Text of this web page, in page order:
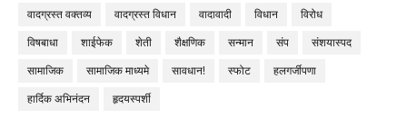
वादग्रस्त वक्तव्य
वादग्रस्त विधान वादावादी विधान
विरोध
विषबाधा
शाईफेक शेती शैक्षणिक सन्मान संप
संशयास्पद
सामाजिक
सामाजिक माध्यमे सावधान! स्फोट
हलगर्जीपणा
हार्दिक अभिनंदन
हृदयस्पर्शी